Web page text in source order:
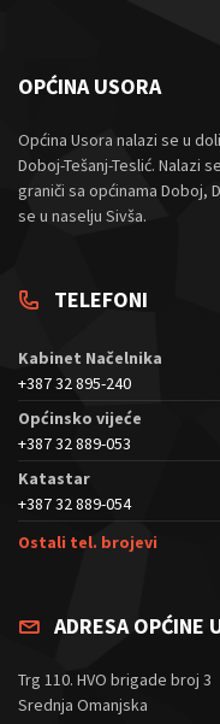
OPĆINA USORA
Općina Usora nalazi se u
Doboj-Tešanj-Teslić. Nalazi
graniči sa općinama Doboj,
se u naselju Sivša.
TELEFONI
Kabinet Načelnika
+387 32 895-240
Općinsko vijeće
+387 32 889-053
Katastar
+387 32 889-054
Ostali tel. brojevi
ADRESA OPĆINE
Trg 110. HVO brigade broj 3
Srednja Omanjska